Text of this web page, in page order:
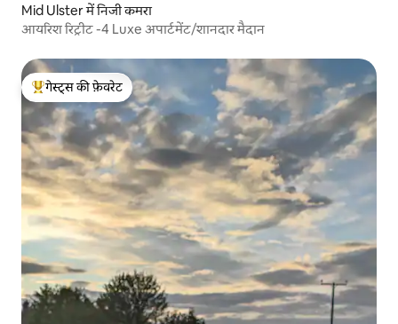
Mid Ulster में निजी कमरा
आयरिश रिट्रीट -4 Luxe अपार्टमेंट/शानदार मैदान
गेस्ट्स का टॉप फ़ेवरेट
गेस्ट्स की फ़ेवरेट